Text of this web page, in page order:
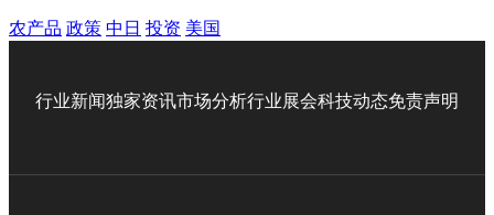
农产品 政策 中日 投资 美国
行业新闻独家资讯市场分析行业展会科技动态免责声明